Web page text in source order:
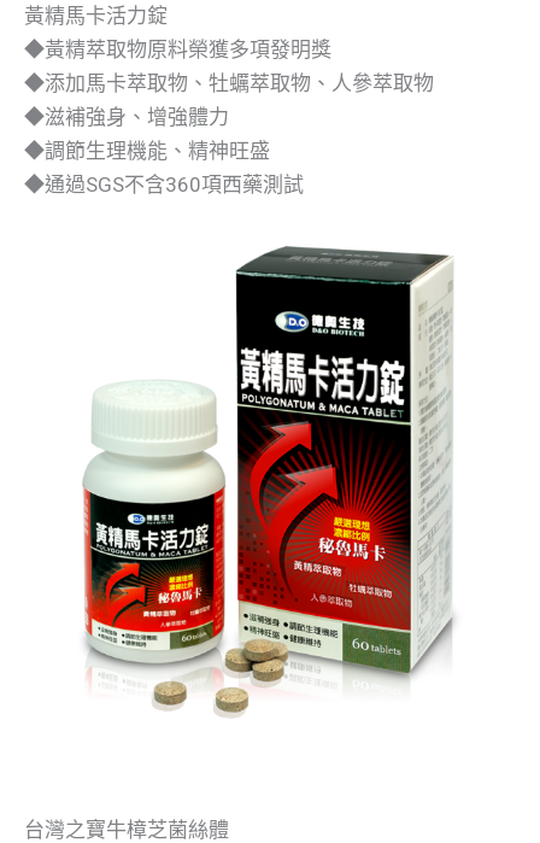
黃精馬卡活力錠
◆黃精萃取物原料榮獲多項發明獎
◆添加馬卡萃取物、牡蠣萃取物、人參萃取物
◆滋補強身、增強體力
◆調節生理機能、精神旺盛
◆通過SGS不含360項西藥測試
台灣之寶牛樟芝菌絲體